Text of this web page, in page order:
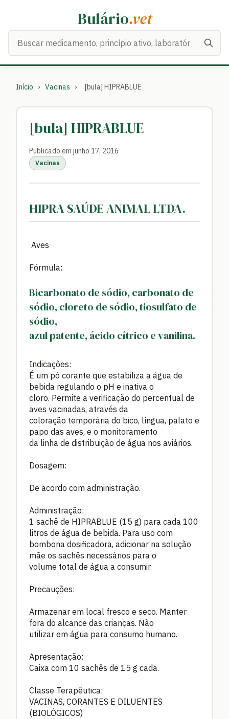
Bulário.vet
Início › Vacinas › [bula] HIPRABLUE
[bula] HIPRABLUE
Publicado em junho 17, 2016
Vacinas
HIPRA SAÚDE ANIMAL LTDA.
Aves
Fórmula:
Bicarbonato de sódio, carbonato de
sódio, cloreto de sódio, tiosulfato de
sódio,
azul patente, ácido cítrico e vanilina.
Indicações:
É um pó corante que estabiliza a água de
bebida regulando o pH e inativa o
cloro. Permite a verificação do percentual de
aves vacinadas, através da
coloração temporária do bico, língua, palato e
papo das aves, e o monitoramento
da linha de distribuição de água nos aviários.
Dosagem:
De acordo com administração.
Administração:
1 sachê de HIPRABLUE (15 g) para cada 100
litros de água de bebida. Para uso com
bombona dosificadora, adicionar na solução
mãe os sachês necessários para o
volume total de água a consumir.
Precauções:
Armazenar em local fresco e seco. Manter
fora do alcance das crianças. Não
utilizar em água para consumo humano.
Apresentação:
Caixa com 10 sachês de 15 g cada.
Classe Terapêutica:
VACINAS, CORANTES E DILUENTES
(BIOLÓGICOS)